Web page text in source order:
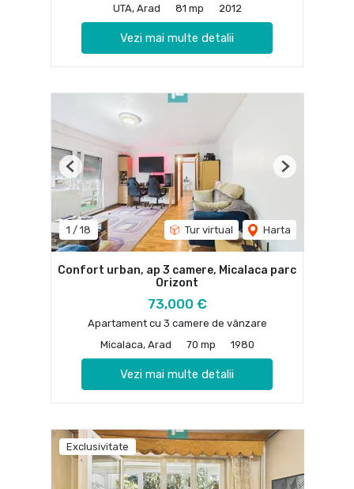
UTA, Arad
81 mp 2012
Vezi mai multe detalii
1 / 18 Tur virtual Harta
Previous Next
Confort urban, ap 3 camere, Micalaca parc
Orizont
73,000 €
Apartament cu 3 camere de vânzare
Micalaca, Arad
70 mp 1980
Vezi mai multe detalii
Exclusivitate